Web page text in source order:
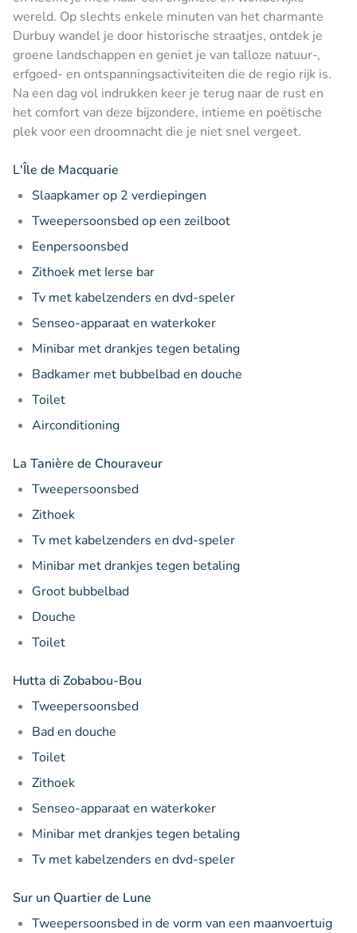
wereld. Op slechts enkele minuten van het charmante
Durbuy wandel je door historische straatjes, ontdek je
groene landschappen en geniet je van talloze natuur-,
erfgoed- en ontspanningsactiviteiten die de regio rijk is.
Na een dag vol indrukken keer je terug naar de rust en
het comfort van deze bijzondere, intieme en poëtische
plek voor een droomnacht die je niet snel vergeet.
L'Île de Macquarie
Slaapkamer op 2 verdiepingen
Tweepersoonsbed op een zeilboot
Eenpersoonsbed
Zithoek met Ierse bar
Tv met kabelzenders en dvd-speler
Senseo-apparaat en waterkoker
Minibar met drankjes tegen betaling
Badkamer met bubbelbad en douche
Toilet
Airconditioning
La Tanière de Chouraveur
Tweepersoonsbed
Zithoek
Tv met kabelzenders en dvd-speler
Minibar met drankjes tegen betaling
Groot bubbelbad
Douche
Toilet
Hutta di Zobabou-Bou
Tweepersoonsbed
Bad en douche
Toilet
Zithoek
Senseo-apparaat en waterkoker
Minibar met drankjes tegen betaling
Tv met kabelzenders en dvd-speler
Sur un Quartier de Lune
Tweepersoonsbed in de vorm van een maanvoertuig